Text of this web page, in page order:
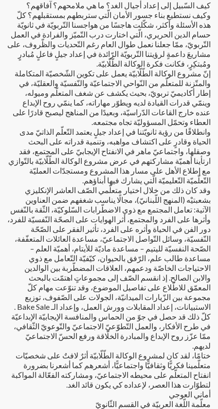
كيف السّبيل إلى إعداد أجيال الغد؟ ما هي ملامحهم؟ آفاقهم؟
وكيف نستطيع بناء جسور الأمان الّتي ستربطهم بمستقبلهم؟ كلّ
هذه الأسئلة وأكثر، شكّلت هاجسًا من هواجسنا التّربويّة في ثانويّة
حسام الدين الحريري، الّتي اختارت درب التّميّز والفرادة في العمل
التّربويّ، ممّا جعلنا نعمل طوال العام رغم التّحديات والظّروف، على
مشاريعَ داعمةٍ لرؤيتنا التّربويّة الرّائدة في إعداد جيلٍ فاعلٍ مُبادرٍ
ومُبتكِرٍ، فكانت فكرة الوكالة الطّلّابيّة.
إنّ مشروع الوكالة الطّلّابيّة يعمل على تكوين الشّخصيّة المتكاملة
والمتّزنة للمتعلّم من النّواحي الاجتماعيّة والنّفسيّة والعقليّة، في
إطار أكاديميّ تربويّ، بحيث يكشف عن شغف المتعلّم وميوله،
وينمّي قدرات القيادة لديه ويطوّر مهاراته، كما ينمّي روح الإبداع
عنده خارج القاعات الدّراسيّة، وبعيدًا من المناهج ليصبح قادرًا على
العطاء وتحمّل المسؤوليّة تجاه مجتمعه.
وانطلاقًا من رؤية ثانويّتنا في إعداد جيلٍ يعتمد التّعلّم الذاتيّ مدى
الحياة وقادرٍ على اكتشاف مواهبه، وتنمية قدراته على البحث
وصقلها، واجتماعيّ ماهر في الانفتاح الإيجابيّ على المجتمع، فقد
ارتأينا أهميّة مشاركتهم في عرض مشروع الوكالة الطّلّابيّة بالتّوازي
مع إطلاع الأهل على مسار هذا المشروع ومستجدّات العمليّة
التّعلّميّة التّعليميّة الّتي يشارك فيها أبناؤهم.
وقد كان ذلك من خلال اختيار متعلّمي الصّف العاشر الإنكليزي
بشعبتيْه (المنهج اللّبنانيّ)، مجالًا يناسب شغفهم ضمن العناوين
الآتية: تعامل المجتمع مع ذوي الاضطّرابات السّلوكيّة، الثّقة بالنّفس
وأثرها على الفرد والمجتمع، أثر الهوايات على الصحّة النّفسيّة للفرد،
دور الفن في الحياة وأثره على الفرد، تأثير الفقر على الصّحّة
النّفسيّة، وسائل التّواصل الاجتماعيّ، مساعدة العائلات المتعفّفة،
الصّحة النفسيّة لليتيم – مساعدة ماديّة للأيتام، أهميّة العلم –
مساعدة طالب علم، الرّفق بالحيوان، كيّفيّة التّعامل مع ذوي
الاحتياجات الخاصّة ودعمهم، العلاقات المضطّربة بين الوالدين
والابن الصالح. إذ انقسم الصّف إلى مجموعاتٍ اهتمّت بالبحث
المعمّق للاطّلاع على تفاصيل الموضوع، وقد تنوّعت مهام كلّ
مجموعة بين الزّيارات الميدانيّة، الجولات على الصّفوف، توزيع
الاستبيانات، إعداد المقابلات وورش العمل، وإعداد الـ Bake Sale .
كلّ ذلك قد حصل في جوّ من الحماس والمنافسة الإيجابيّة الإبداعيّة
في طرح الأفكار، والعمل التّطوّعيّ الاجتماعيّ والتّوعويّ الثّقافي،
ممّا عزّز روح الإبداع والمبادرة الخلّاقة ورفع الحسّ الاجتماعيّ
لديهم.
ختامًا، لقد كان لمشروع الوكالة الطّلّابيّة أثرٌ لافتٌ على شخصيّات
متعلّمينا فكريًّا وثقافيًّا واجتماعيًّا، أشعرهم كما أشعرنا بضرورة
انفتاح المتعلّم على محيطه الاجتماعيّ، ومشاركته الفعّالة المواكبة
لتطوّارت هذا العصر، لإعداده كي يكون قائد الغد.
أماني العوجي
معلّمة اللّغة العربيّة في القسم الثّانويّ